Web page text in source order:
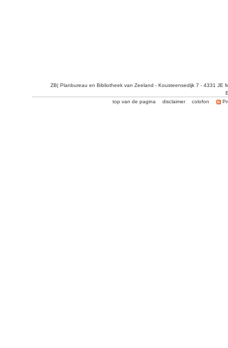
ZB| Planbureau en Bibliotheek van Zeeland - Kousteensedijk 7 - 4331 JE
top van de pagina
disclaimer colofon